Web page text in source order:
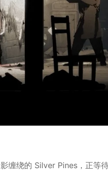
缠绕的 Silver Pines，正等